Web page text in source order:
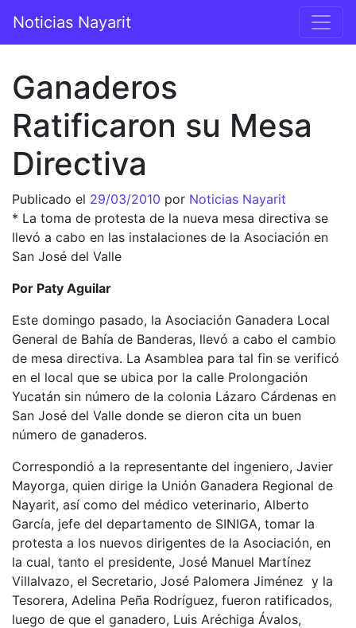
Navegación principal
Noticias Nayarit
Ganaderos
Ratificaron su Mesa
Directiva
Publicado el 29/03/2010 por Noticias Nayarit
* La toma de protesta de la nueva mesa directiva se
llevó a cabo en las instalaciones de la Asociación en
San José del Valle
Por Paty Aguilar
Este domingo pasado, la Asociación Ganadera Local
General de Bahía de Banderas, llevó a cabo el cambio
de mesa directiva. La Asamblea para tal fin se verificó
en el local que se ubica por la calle Prolongación
Yucatán sin número de la colonia Lázaro Cárdenas en
San José del Valle donde se dieron cita un buen
número de ganaderos.
Correspondió a la representante del ingeniero, Javier
Mayorga, quien dirige la Unión Ganadera Regional de
Nayarit, así como del médico veterinario, Alberto
García, jefe del departamento de SINIGA, tomar la
protesta a los nuevos dirigentes de la Asociación, en
la cual, tanto el presidente, José Manuel Martínez
Villalvazo, el Secretario, José Palomera Jiménez y la
Tesorera, Adelina Peña Rodríguez, fueron ratificados,
luego de que el ganadero, Luis Aréchiga Ávalos,